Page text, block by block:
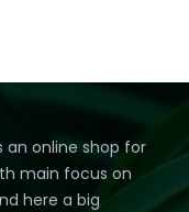
an online shop for
main focus on
here a big